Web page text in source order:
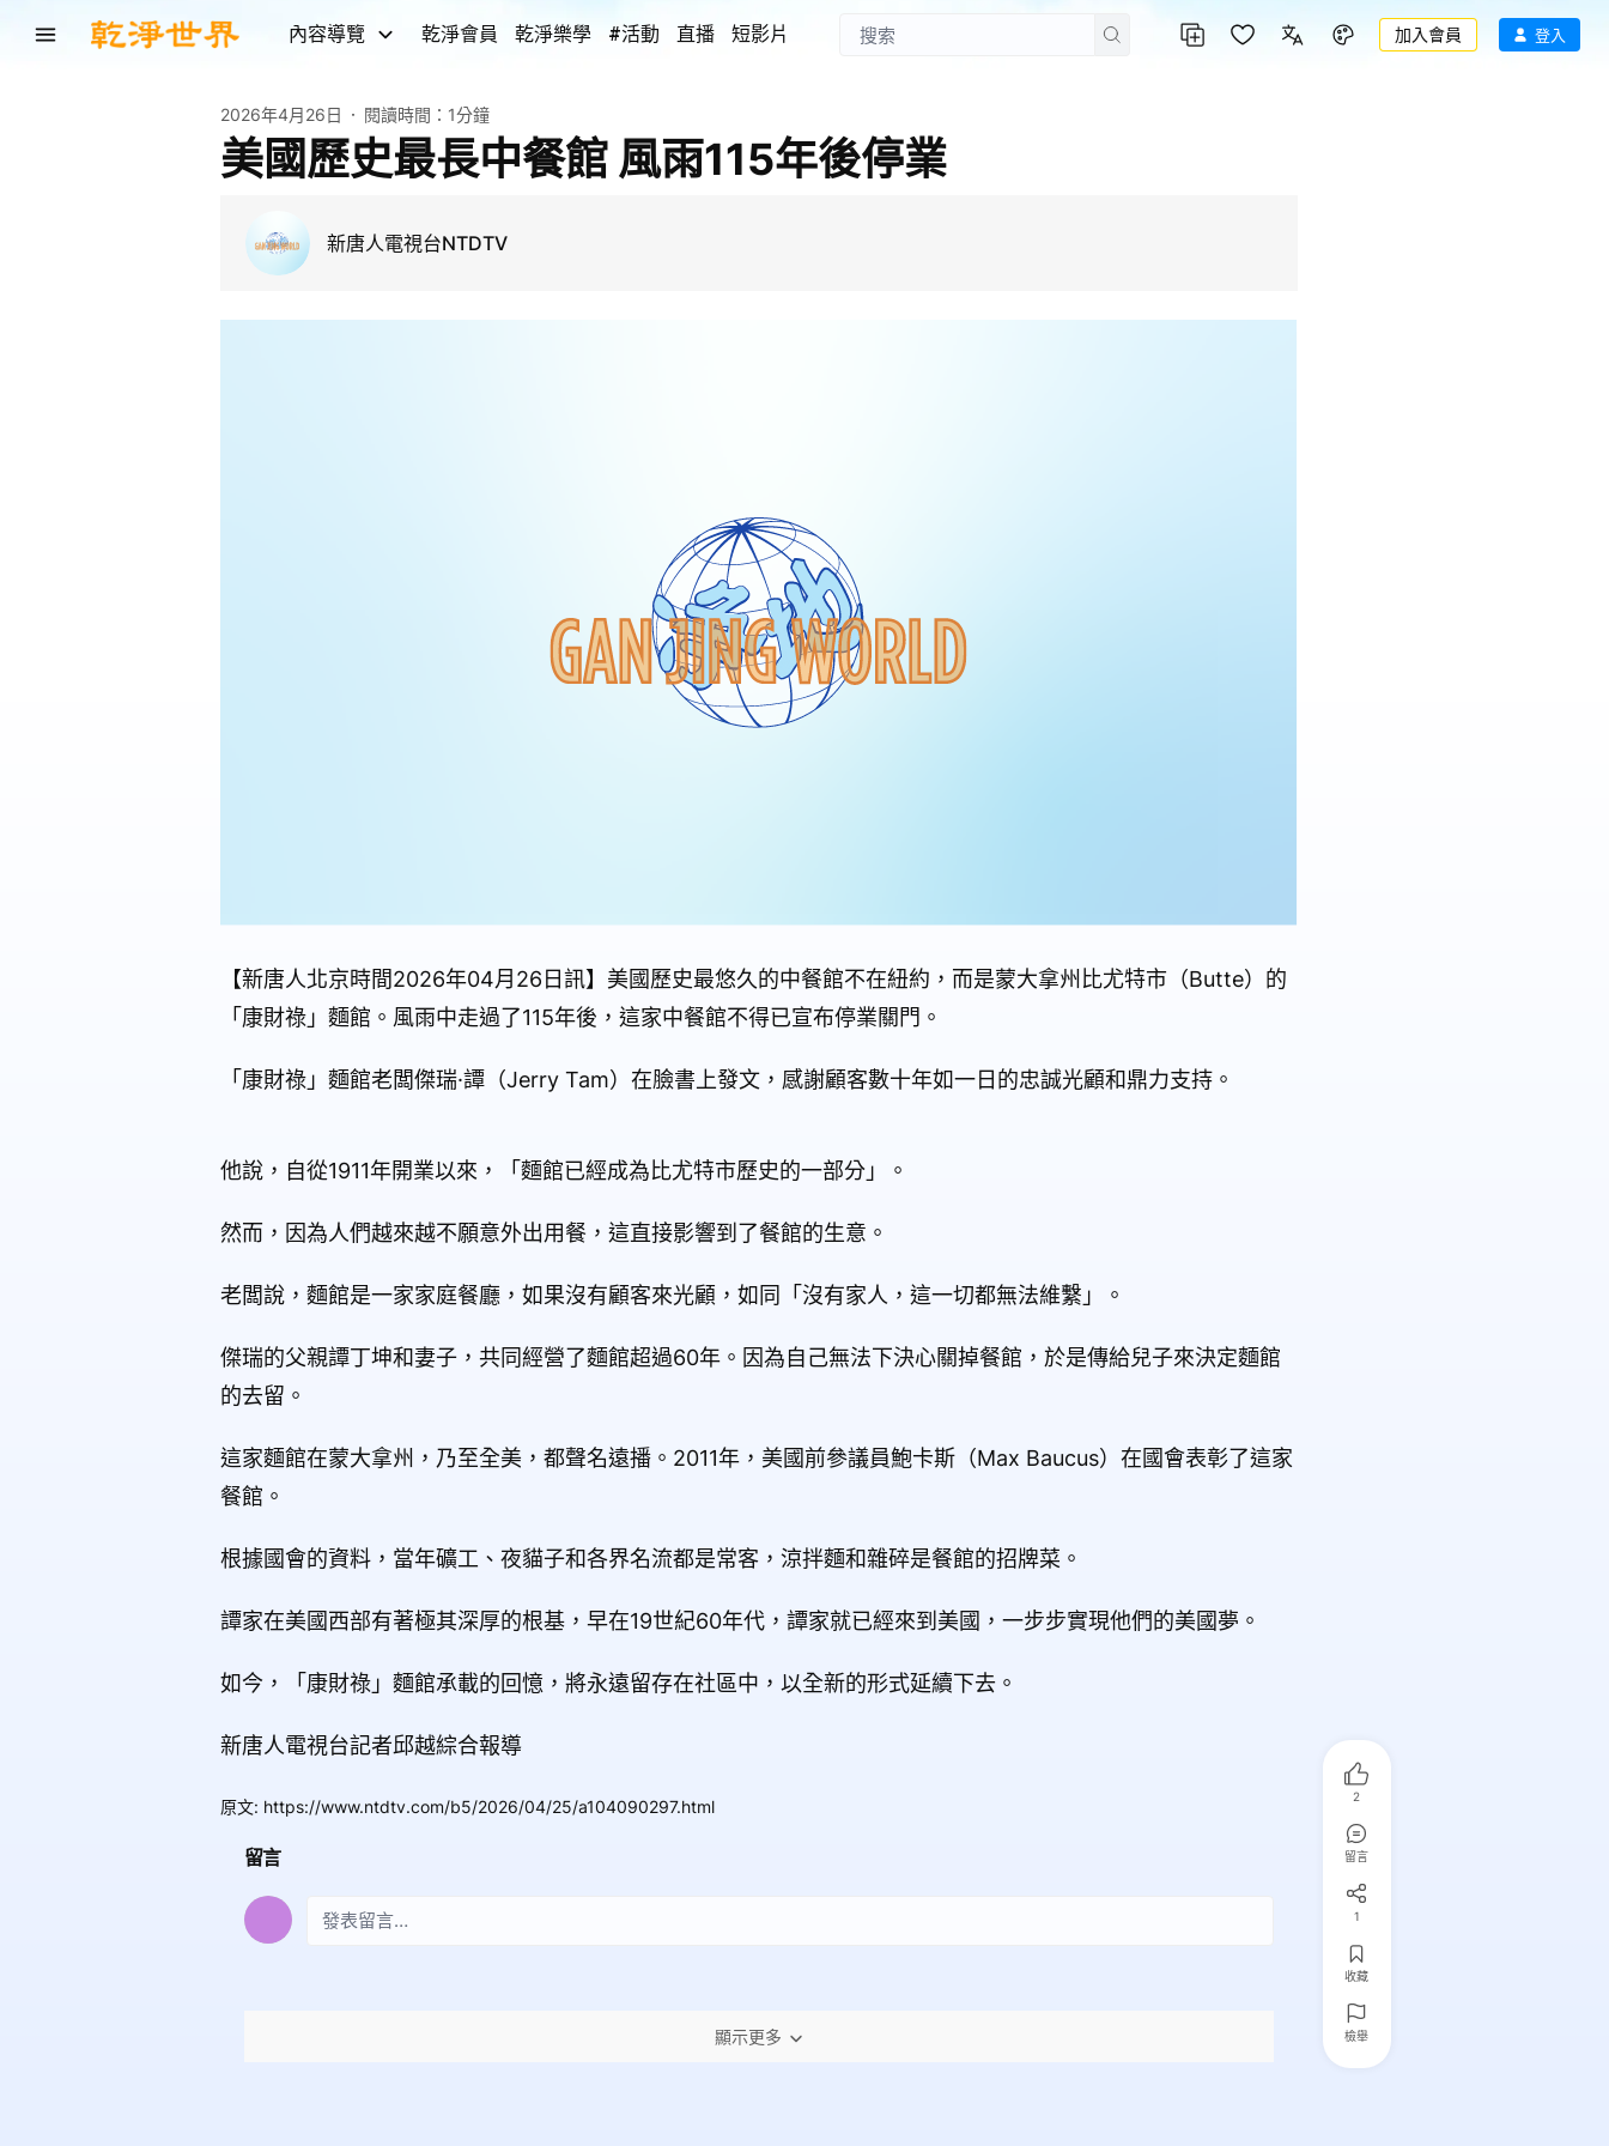
內容導覽 乾淨會員 乾淨樂學 #活動 直播 短影片 加入會員 登入
2026年4月26日 閱讀時間： 1分鐘
美國歷史最長中餐館 風雨115年後停業
新唐人電視台NTDTV
【新唐人北京時間2026年04月26日訊】美國歷史最悠久的中餐館不在紐約，而是蒙大拿州比尤特市（Butte）的
「康財祿」麵館。風雨中走過了115年後，這家中餐館不得已宣布停業關門。
「康財祿」麵館老闆傑瑞·譚（Jerry Tam）在臉書上發文，感謝顧客數十年如一日的忠誠光顧和鼎力支持。
他說，自從1911年開業以來，「麵館已經成為比尤特市歷史的一部分」。
然而，因為人們越來越不願意外出用餐，這直接影響到了餐館的生意。
老闆說，麵館是一家家庭餐廳，如果沒有顧客來光顧，如同「沒有家人，這一切都無法維繫」。
傑瑞的父親譚丁坤和妻子，共同經營了麵館超過60年。因為自己無法下決心關掉餐館，於是傳給兒子來決定麵館
的去留。
這家麵館在蒙大拿州，乃至全美，都聲名遠播。2011年，美國前參議員鮑卡斯（Max Baucus）在國會表彰了這家
餐館。
根據國會的資料，當年礦工、夜貓子和各界名流都是常客，涼拌麵和雜碎是餐館的招牌菜。
譚家在美國西部有著極其深厚的根基，早在19世紀60年代，譚家就已經來到美國，一步步實現他們的美國夢。
如今，「康財祿」麵館承載的回憶，將永遠留存在社區中，以全新的形式延續下去。
新唐人電視台記者邱越綜合報導
原文: https://www.ntdtv.com/b5/2026/04/25/a104090297.html
留言
顯示更多
2
留言
1
收藏
檢舉